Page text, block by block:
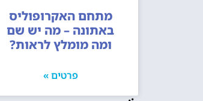
מתחם האקרופוליס
באתונה – מה יש שם
ומה מומלץ לראות?
פרטים »